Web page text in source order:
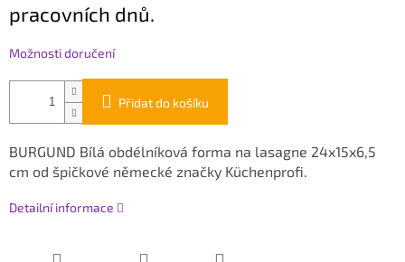
pracovních dnů.
Možnosti doručení
Přidat do košíku
BURGUND Bílá obdélníková forma na lasagne 24x15x6,5
cm od špičkové německé značky Küchenprofi.
Detailní informace